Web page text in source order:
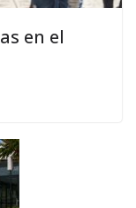
en el